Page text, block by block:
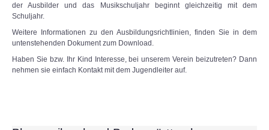
der Ausbilder und das Musikschuljahr beginnt gleichzeitig mit dem
Schuljahr.
Weitere Informationen zu den Ausbildungsrichtlinien, finden Sie in dem
untenstehenden Dokument zum Download.
Haben Sie bzw. Ihr Kind Interesse, bei unserem Verein beizutreten? Dann
nehmen sie einfach Kontakt mit dem Jugendleiter auf.